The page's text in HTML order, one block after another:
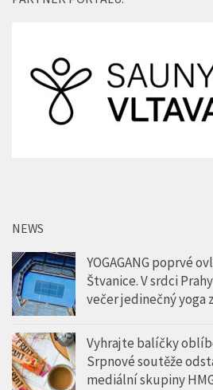
NEWS
YOGAGANG poprvé
Štvanice. V srdci
večer jedinečný yoga
Vyhrajte balíčky
Srpnové soutěže
mediální skupiny